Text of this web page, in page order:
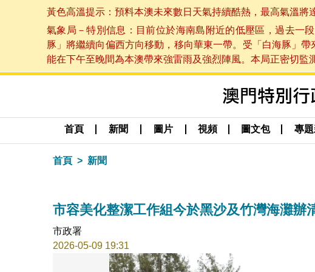
黃色高溫提示：預料本澳未來數日天氣持續酷熱，最高氣溫
氣象局－特別信息：目前位於海南島附近的低壓區，過去一
豚」將繼續向偏西方向移動，移向華東一帶。受「白海豚」
能在下午至晚間為本澳帶來強雷雨及強烈陣風。本局正密切
首頁 新聞 圖片 視頻 圖文包 專
首頁 新聞
市容美化整潔工作組今於黑沙及竹灣海灘辦
市政署
2026-05-09 19:31